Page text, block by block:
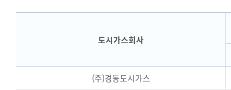
도시가스회사
(주)경동도시가스